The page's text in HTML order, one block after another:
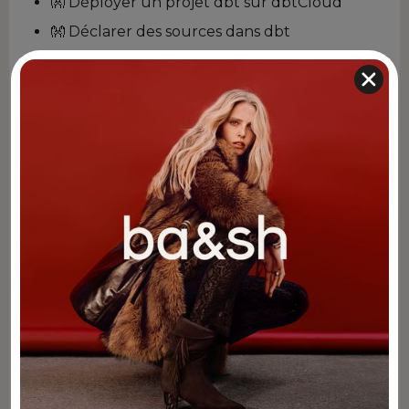
👐 Déclarer des sources dans dbt
👐 Configurer des snapshots dans dbt
=> Savoir ce qu’est dbt et mettre en
production un projet de modélisation
Jour 2 : Modéliser & déployer son
premier data mart
🗣️ Les stratégies de modélisation
🗣️ Les différentes matérialisations dans dbt
🗣️ L’optimisation des matérialisations
(partitionnement, incrémentalité, clustering,
segmentation…)
🗣️ Comment organiser son projet dbt
👐 Réaliser ses premières modélisations
👐 Déclarer des expositions dans dbt